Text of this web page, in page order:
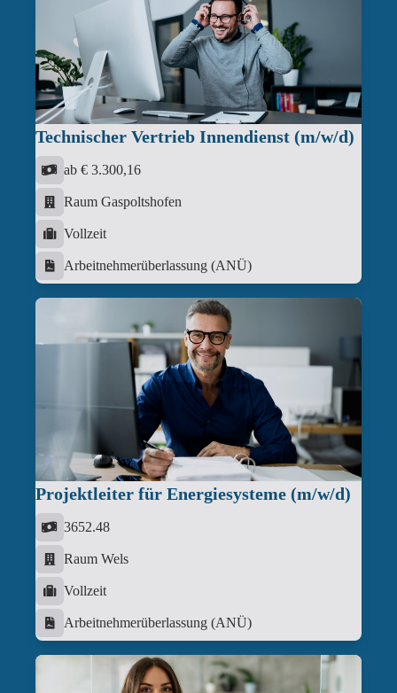
Technischer Vertrieb Innendienst (m/w/d)
ab € 3.300,16
Raum Gaspoltshofen
Vollzeit
Arbeitnehmerüberlassung (ANÜ)
Projektleiter für Energiesysteme (m/w/d)
3652.48
Raum Wels
Vollzeit
Arbeitnehmerüberlassung (ANÜ)